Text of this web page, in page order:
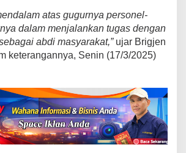
b
e
k
L
a
s
i
S
a
b
atas gugurnya personel-
dalam menjalankan tugas dengan
abdi masyarakat,”ujar Brigjen
keterangannya, Senin (17/3/2025)